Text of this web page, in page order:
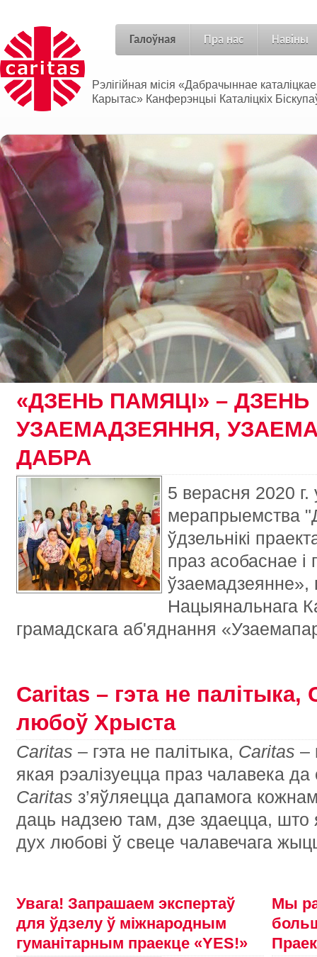
Галоўная Пра нас Навіны
Рэлігійная місія «Дабрачыннае
Карытас» Канферэнцыі Каталіцкіх
«ДЗЕНЬ ПАМЯЦІ» – ДЗЕНЬ
УЗАЕМАДЗЕЯННЯ,
ДАБРА
5 верасня 2020
мерапрыемства
ўдзельнікі
праз асобаснае і
ўзаемадзеянне»,
Нацыянальнага
грамадскага аб'яднання
Caritas – гэта не палітыка,
любоў Хрыста
Caritas – гэта не палітыка, Caritas –
якая рэалізуецца праз чалавека да
Caritas з’яўляецца дапамога
даць надзею там, дзе здаецца, што
дух любові ў свеце чалавечага
Увага! Запрашаем экспертаў
для ўдзелу ў міжнародным
гуманітарным праекце «YES!»
Мы